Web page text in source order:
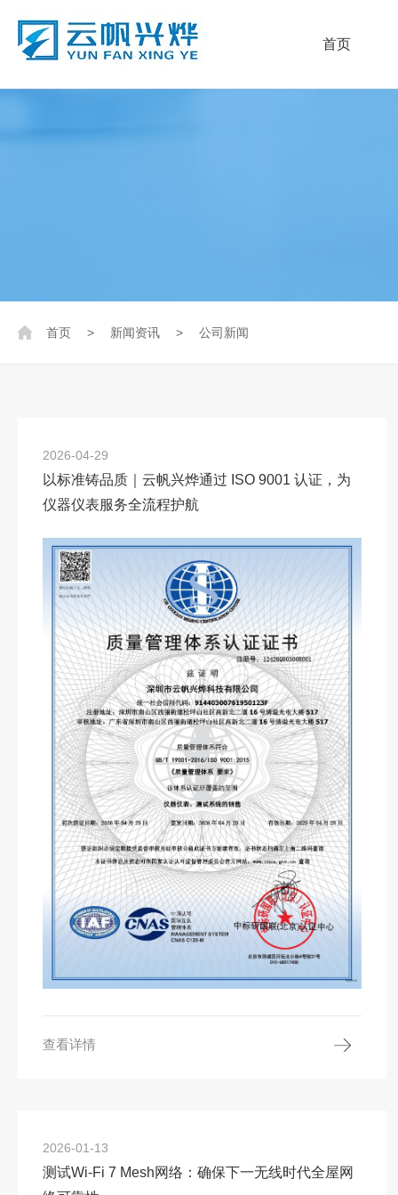
首页
首页 > 新闻资讯 > 公司新闻
2026-04-29
以标准铸品质｜云帆兴烨通过 ISO 9001 认证，为
仪器仪表服务全流程护航
查看详情
2026-01-13
测试Wi-Fi 7 Mesh网络：确保下一无线时代全屋网